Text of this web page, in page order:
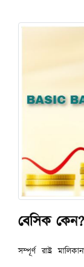
বেসিক কেন?
সম্পূর্ণ রাষ্ট্র